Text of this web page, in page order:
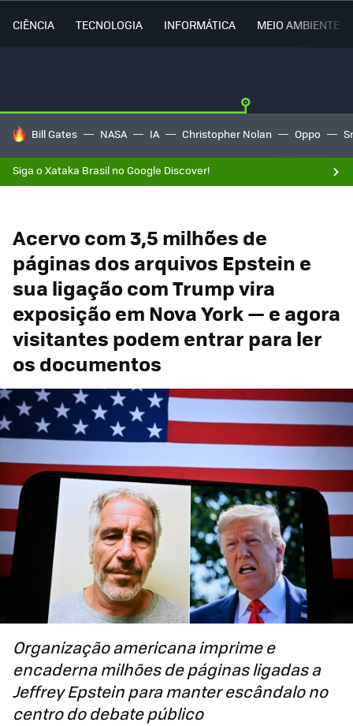
CIÊNCIA TECNOLOGIA INFORMÁTICA MEIO AMBIENTE
TENDÊNCIAS DO DIA
Bill Gates NASA IA Christopher Nolan Oppo
Siga o Xataka Brasil no Google Discover!
Acervo com 3,5 milhões de
páginas dos arquivos Epstein e
sua ligação com Trump vira
exposição em Nova York — e agora
visitantes podem entrar para ler
os documentos
Organização americana imprime e
encaderna milhões de páginas ligadas a
Jeffrey Epstein para manter escândalo no
centro do debate público